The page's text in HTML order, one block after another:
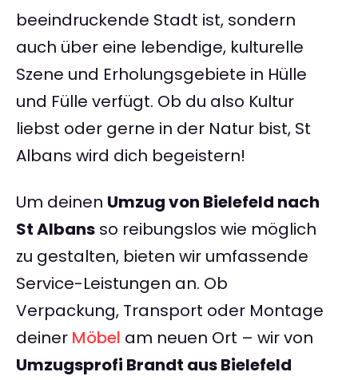
beeindruckende Stadt ist, sondern
auch über eine lebendige, kulturelle
Szene und Erholungsgebiete in Hülle
und Fülle verfügt. Ob du also Kultur
liebst oder gerne in der Natur bist, St
Albans wird dich begeistern!
Um deinen Umzug von Bielefeld nach
St Albans so reibungslos wie möglich
zu gestalten, bieten wir umfassende
Service-Leistungen an. Ob
Verpackung, Transport oder Montage
deiner Möbel am neuen Ort – wir von
Umzugsprofi Brandt aus Bielefeld